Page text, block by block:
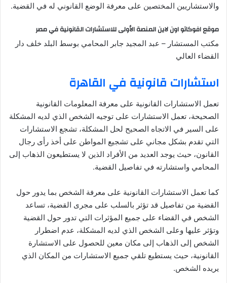
والاستشاريين المختصين على معرفة الوضع القانوني له في القضية.
موقع افوكاتو اون لاين المنصة الأولى للاستشارات القانونية في مصر
مكتب المستشار – عبد المجيد جابر المحامي بوسط البلد خلف دار
القضاء العالي
استشارات قانونية في القاهرة
تعمل الاستشارات القانونية على معرفة المعلومات القانونية
الصحيحة، تعمل الاستشارات على توجيه الشخص الذي لديه المشكلة
على السير في الاتجاه الصحيح لحل المشكلة، تشجع الاستشارات
التي تقدم بشكل مجاني على تشجيع المواطن على أخذ رأى رجال
القانون، حيث يوجد العديد من الأفراد الذين لا يستطيعون الذهاب إلى
المحامي واستشارته في تفاصيل القضية.
كما تعمل الاستشارات القانونية على معرفة الشخص بما يدور حول
القضية من تفاصيل قد تؤثر بالسلب على مجرى القضية، تساعد
الشخص في القضاء على جميع المؤثرات التي تدور حول القضية
وتؤثر عليها وعلى الشخص الذي لديه المشكلة، عدم اضطرار
الشخص إلى الذهاب إلى مكان معين للحصول على الاستشارة
القانونية، حيث يستطيع تلقي جميع الاستشارات من المكان الذي
يريده الشخص.